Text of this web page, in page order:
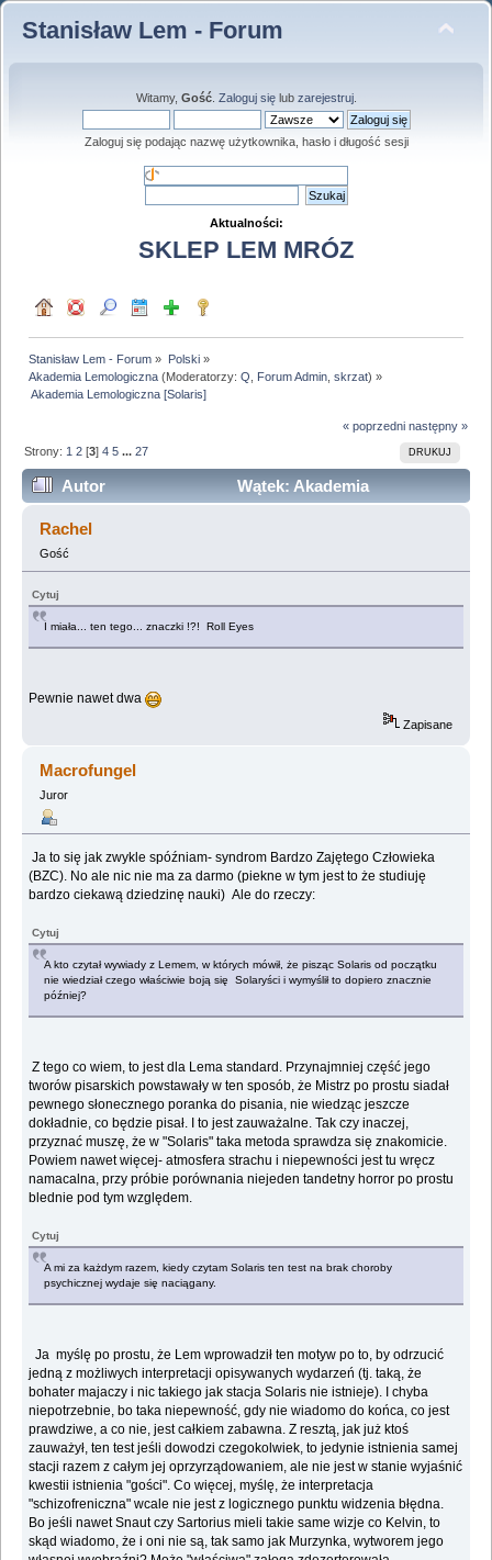
Stanisław Lem - Forum
Witamy, Gość. Zaloguj sięlub zarejestruj.
Zaloguj się podając nazwę użytkownika, hasło i długość sesji
Aktualności:
SKLEP LEM MRÓZ
Stanisław Lem - Forum » Polski»
Akademia Lemologiczna (Moderatorzy:Q Forum Admin ,skrzat) »
Akademia Lemologiczna [Solaris]
« poprzedni następny »
DRUKUJ
Strony: 1 2 [3]4 5 ...27
Autor
Wątek: Akademia
Lemologiczna [Solaris] (Przeczytany 757125 razy)
Rachel
Gość
Cytuj
I miała... ten tego... znaczki !?! Roll Eyes
Pewnie nawet dwa
Zapisane
Macrofungel
Juror
Ja to się jak zwykle spóźniam- syndrom Bardzo Zajętego Człowieka
(BZC). No ale nic nie ma za darmo (piekne w tym jest to że studiuję
bardzo ciekawą dziedzinę nauki) Ale do rzeczy:
Cytuj
A kto czytał wywiady z Lemem, w których mówił, że pisząc Solaris od początku
nie wiedział czego właściwie boją się Solaryści i wymyślił to dopiero znacznie
później?
Z tego co wiem, to jest dla Lema standard. Przynajmniej część jego
tworów pisarskich powstawały w ten sposób, że Mistrz po prostu siadał
pewnego słonecznego poranka do pisania, nie wiedząc jeszcze
dokładnie, co będzie pisał. I to jest zauważalne. Tak czy inaczej,
przyznać muszę, że w "Solaris" taka metoda sprawdza się znakomicie.
Powiem nawet więcej- atmosfera strachu i niepewności jest tu wręcz
namacalna, przy próbie porównania niejeden tandetny horror po prostu
blednie pod tym względem.
Cytuj
A mi za każdym razem, kiedy czytam Solaris ten test na brak choroby
psychicznej wydaje się naciągany.
Ja myślę po prostu, że Lem wprowadził ten motyw po to, by odrzucić
jedną z możliwych interpretacji opisywanych wydarzeń (tj. taką, że
bohater majaczy i nic takiego jak stacja Solaris nie istnieje). I chyba
niepotrzebnie, bo taka niepewność, gdy nie wiadomo do końca, co jest
prawdziwe, a co nie, jest całkiem zabawna. Z resztą, jak już ktoś
zauważył, ten test jeśli dowodzi czegokolwiek, to jedynie istnienia samej
stacji razem z całym jej oprzyrządowaniem, ale nie jest w stanie wyjaśnić
kwestii istnienia "gości". Co więcej, myślę, że interpretacja
"schizofreniczna" wcale nie jest z logicznego punktu widzenia błędna.
Bo jeśli nawet Snaut czy Sartorius mieli takie same wizje co Kelvin, to
skąd wiadomo, że i oni nie są, tak samo jak Murzynka, wytworem jego